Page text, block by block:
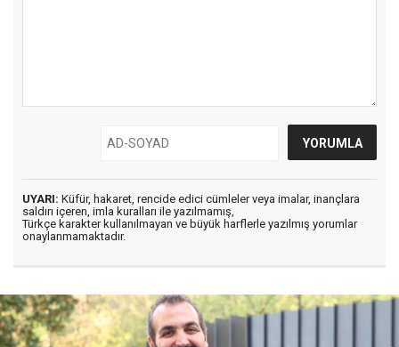
UYARI: Küfür, hakaret, rencide edici cümleler veya imalar, inançlara
saldırı içeren, imla kuralları ile yazılmamış,
Türkçe karakter kullanılmayan ve büyük harflerle yazılmış yorumlar
onaylanmamaktadır.